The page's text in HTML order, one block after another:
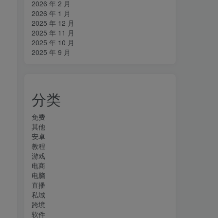
2026 年 2 月
2026 年 1 月
2025 年 12 月
2025 年 11 月
2025 年 10 月
2025 年 9 月
分类
免费
其他
安卓
教程
游戏
电商
电脑
直播
私域
跨境
软件